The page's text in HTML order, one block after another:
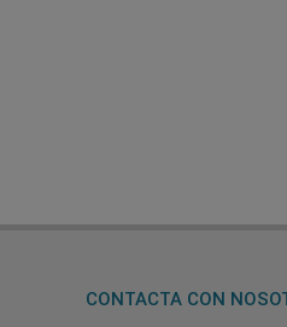
CONTACTA CON